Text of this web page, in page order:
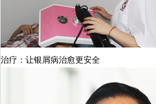
治疗：让银屑病治愈更安全